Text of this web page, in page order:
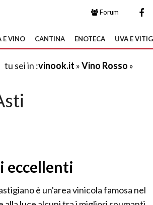
Forum
E VINO CANTINA ENOTECA UVA E
tu sei in :vinook.it »Vino Rosso »
eccellenti
è un'area vinicola famosa nel